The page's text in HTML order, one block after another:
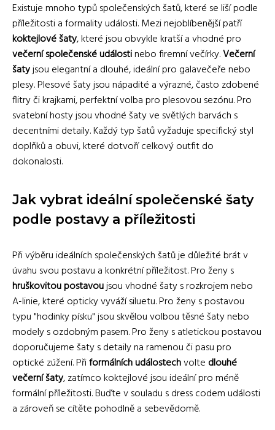
Existuje mnoho typů společenských šatů, které se liší podle
příležitosti a formality události. Mezi nejoblíbenější patří
koktejlové šaty, které jsou obvykle kratší a vhodné pro
večerní společenské událostinebo firemní večírky.Večerní
šatyjsou elegantní a dlouhé, ideální pro galavečeře nebo
plesy. Plesové šaty jsou nápadité a výrazné, často zdobené
flitry či krajkami, perfektní volba pro plesovou sezónu. Pro
svatební hosty jsou vhodné šaty ve světlých barvách s
decentními detaily. Každý typ šatů vyžaduje specifický styl
doplňků a obuvi, které dotvoří celkový outfit do
dokonalosti.
Jak vybrat ideální společenské šaty
podle postavy a příležitosti
Při výběru ideálních společenských šatů je důležité brát v
úvahu svou postavu a konkrétní příležitost. Pro ženy s
hruškovitou postavoujsou vhodné šaty s rozkrojem nebo
A-linie, které opticky vyváží siluetu. Pro ženy s postavou
typu "hodinky písku" jsou skvělou volbou těsné šaty nebo
modely s ozdobným pasem. Pro ženy s atletickou postavou
doporučujeme šaty s detaily na ramenou či pasu pro
optické zúžení. Přiformálních událostechvolte dlouhé
večerní šaty, zatímco koktejlové jsou ideální pro méně
formální příležitosti. Buďte v souladu s dress codem události
a zároveň se cítěte pohodlně a sebevědomě.